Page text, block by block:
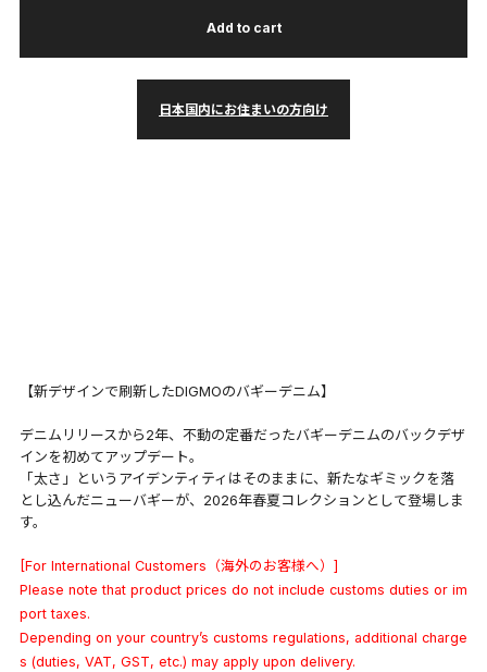
Add to cart
日本国内にお住まいの方向け
【新デザインで刷新したDIGMOのバギーデニム】
デニムリリースから2年、不動の定番だったバギーデニムのバックデザ
インを初めてアップデート。
「太さ」というアイデンティティはそのままに、新たなギミックを落
とし込んだニューバギーが、2026年春夏コレクションとして登場しま
す。
[For International Customers（海外のお客様へ）]
Please note that product prices do not include customs duties or im
port taxes.
Depending on your country’s customs regulations, additional charge
s (duties, VAT, GST, etc.) may apply upon delivery.